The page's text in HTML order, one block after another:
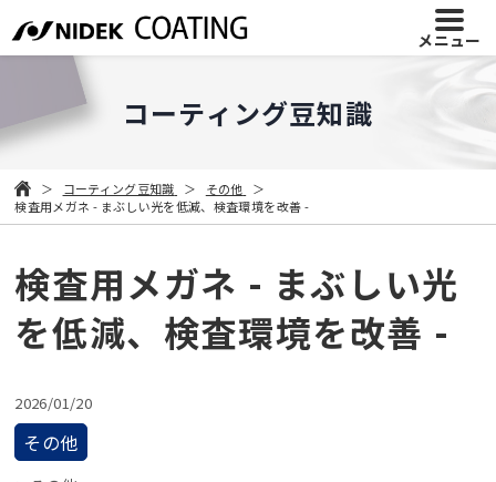
メニュー
コーティング豆知識
コーティング豆知識
その他
検査用メガネ - まぶしい光を低減、検査環境を改善 -
検査用メガネ - まぶしい光
を低減、検査環境を改善 -
2026/01/20
その他